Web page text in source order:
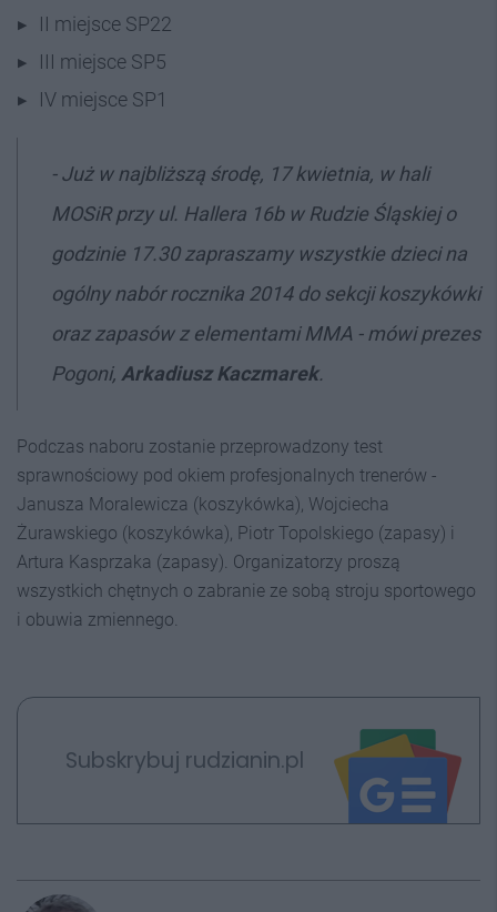
II miejsce SP22
III miejsce SP5
IV miejsce SP1
- Już w najbliższą środę, 17 kwietnia, w hali
MOSiR przy ul. Hallera 16b w Rudzie Śląskiej o
godzinie 17.30 zapraszamy wszystkie dzieci na
ogólny nabór rocznika 2014 do sekcji koszykówki
oraz zapasów z elementami MMA - mówi prezes
Pogoni, Arkadiusz Kaczmarek.
Podczas naboru zostanie przeprowadzony test
sprawnościowy pod okiem profesjonalnych trenerów -
Janusza Moralewicza (koszykówka), Wojciecha
Żurawskiego (koszykówka), Piotr Topolskiego (zapasy) i
Artura Kasprzaka (zapasy). Organizatorzy proszą
wszystkich chętnych o zabranie ze sobą stroju sportowego
i obuwia zmiennego.
Subskrybuj rudzianin.pl